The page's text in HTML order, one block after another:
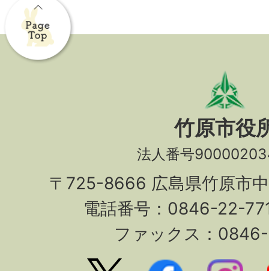
竹原市役
法人番号
〒725-8666 広島県竹原市
電話番号：0846-22-
ファックス：